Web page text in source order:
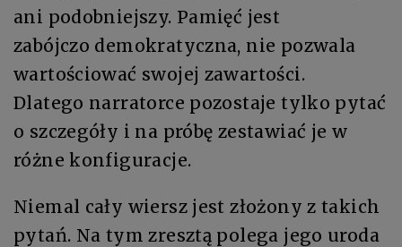
ani po­dob­niej­szy. Pa­mięć jest
za­bój­czo de­mo­kra­tycz­na, nie po­zwa­la
war­to­ścio­wać swo­jej za­war­to­ści.
Dla­te­go nar­ra­tor­ce po­zo­sta­je tyl­ko py­tać
o szcze­gó­ły i na pró­bę zesta­wiać je w
róż­ne kon­fi­gu­ra­cje.
Nie­mal ca­ły wiersz jest zło­żo­ny z ta­kich
py­tań. Na tym zresz­tą po­le­ga je­go uro­da